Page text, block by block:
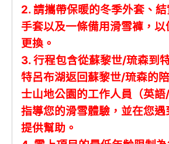
2. 請攜帶保暖的冬季外套、結
手套以及一條備用滑雪褲，
更換。
3. 行程包含從蘇黎世/琉森到
特呂布湖返回蘇黎世/琉森的
士山地公園的工作人員（英
指導您的滑雪體驗，並在您
提供幫助。